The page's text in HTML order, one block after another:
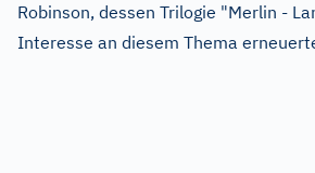
Robinson, dessen Trilogie "Merlin -
Interesse an diesem Thema